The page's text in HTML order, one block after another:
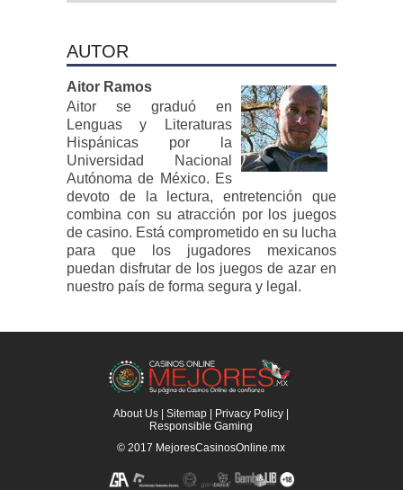
AUTOR
Aitor Ramos
Aitor se graduó en
Lenguas y Literaturas
Hispánicas por la
Universidad Nacional
Autónoma de México. Es
devoto de la lectura, entretención que
combina con su atracción por los juegos
de casino. Está comprometido en su lucha
para que los jugadores mexicanos
puedan disfrutar de los juegos de azar en
nuestro país de forma segura y legal.
About Us |Sitemap Privacy Policy
Responsible Gaming
© 2017 MejoresCasinosOnline.mx